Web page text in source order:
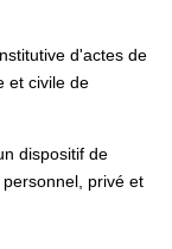
d'actes de
et civile de
dispositif de
privé et